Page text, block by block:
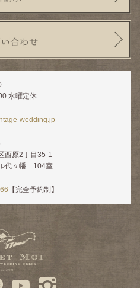
水曜定休
wedding.jp
西原2丁目35-1
代々幡 104室
【完全予約制】